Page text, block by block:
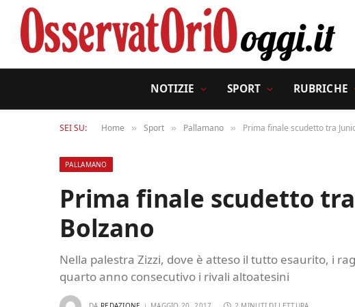
NOTIZIE SPORT RUBRICHE
SEI SU: Home » Sport » Pallamano » Prima finale scudetto tra
PALLAMANO
Prima finale scudetto
Bolzano
Nella palestra Zizzi, dove è atteso il tutto esaurito, i
quarto anno consecutivo i rivali altoatesini